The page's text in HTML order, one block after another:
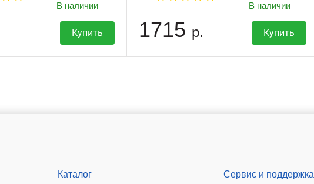
В наличии
Купить
В наличии
1715 р. Купить
Каталог Сервис и поддержка